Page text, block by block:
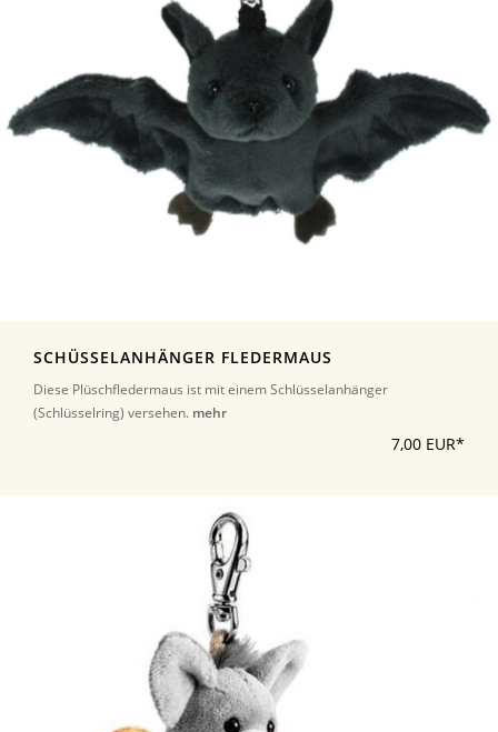
SCHÜSSELANHÄNGER FLEDERMAUS
Diese Plüschfledermaus ist mit einem Schlüsselanhänger
(Schlüsselring) versehen. mehr
7,00 EUR*